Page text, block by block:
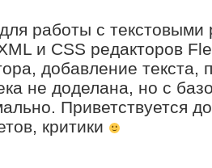
работы с текстовыми
и CSS редакторов
добавление текста,
не доделана, но с
Приветствуется
критики